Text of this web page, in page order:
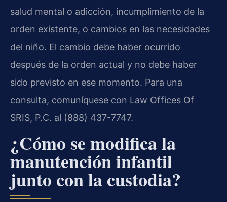
salud mental o adicción, incumplimiento de la
orden existente, o cambios en las necesidades
del niño. El cambio debe haber ocurrido
después de la orden actual y no debe haber
sido previsto en ese momento. Para una
consulta, comuníquese con Law Offices Of
SRIS, P.C. al (888) 437-7747.
¿Cómo se modifica la
manutención infantil
junto con la custodia?